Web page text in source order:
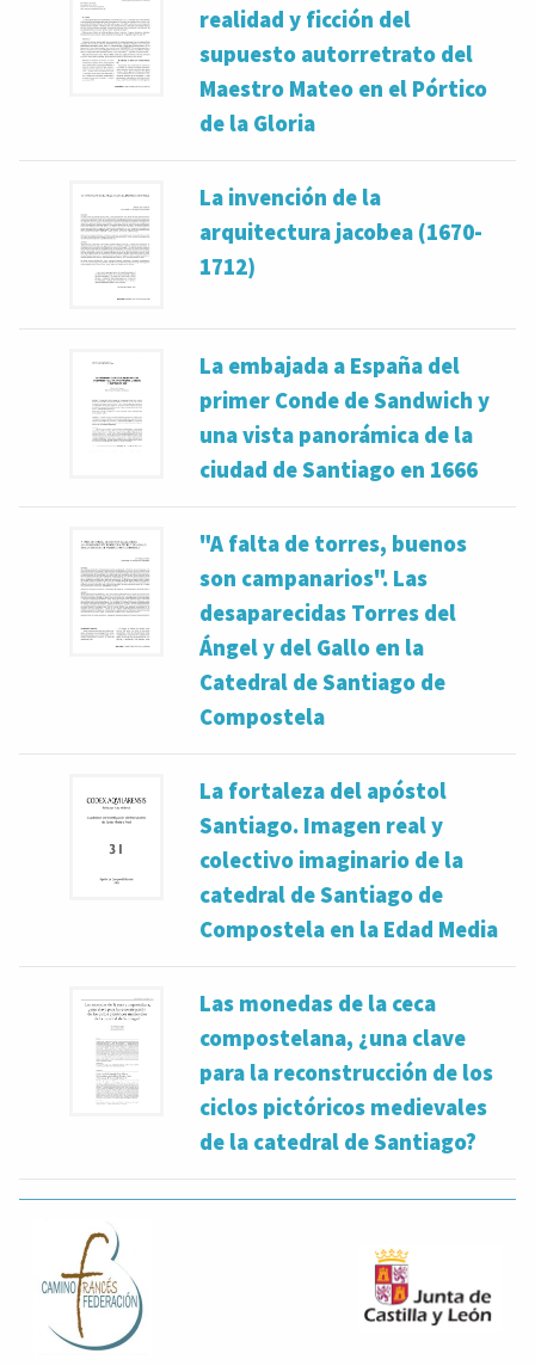
realidad y ficción del
supuesto autorretrato del
Maestro Mateo en el Pórtico
de la Gloria
La invención de la
arquitectura jacobea (1670-
1712)
La embajada a España del
primer Conde de Sandwich y
una vista panorámica de la
ciudad de Santiago en 1666
"A falta de torres, buenos
son campanarios". Las
desaparecidas Torres del
Ángel y del Gallo en la
Catedral de Santiago de
Compostela
La fortaleza del apóstol
Santiago. Imagen real y
colectivo imaginario de la
catedral de Santiago de
Compostela en la Edad Media
Las monedas de la ceca
compostelana, ¿una clave
para la reconstrucción de los
ciclos pictóricos medievales
de la catedral de Santiago?